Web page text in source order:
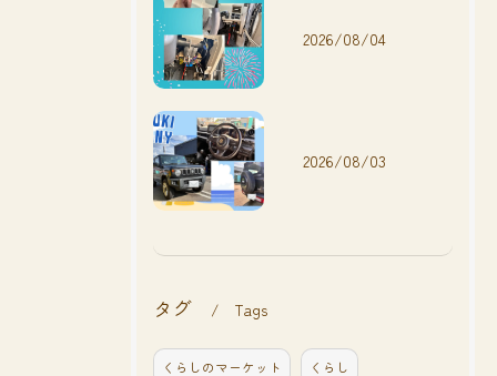
2026/08/04
2026/08/03
タグ Tags
くらしのマーケット くらし